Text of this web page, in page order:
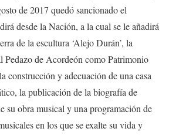
de 2017 quedó sancionado el
desde la Nación, a la cual se le añadirá
de la escultura ‘Alejo Durán’, la
Pedazo de Acordeón como Patrimonio
construcción y adecuación de una casa
la publicación de la biografía de
su obra musical y una programación de
en los que se exalte su vida y